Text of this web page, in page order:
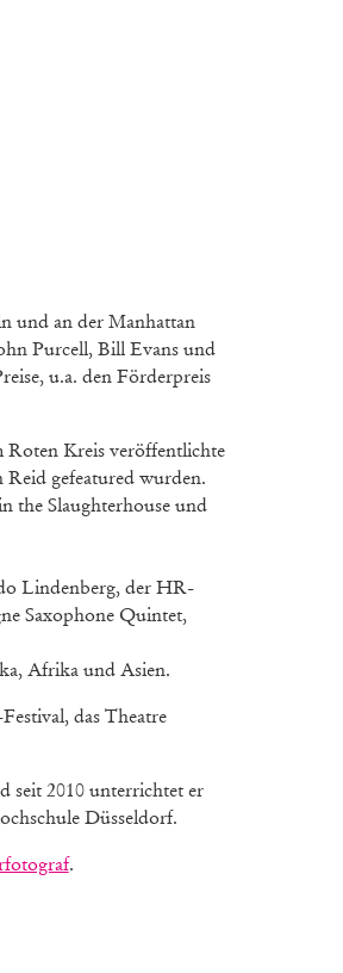
und an der Manhattan
Purcell, Bill Evans und
u.a. den Förderpreis
Roten Kreis veröffentlichte
gefeatured wurden.
the Slaughterhouse und
Lindenberg, der HR-
Saxophone Quintet,
Afrika und Asien.
das Theatre
seit 2010 unterrichtet er
Düsseldorf.
.